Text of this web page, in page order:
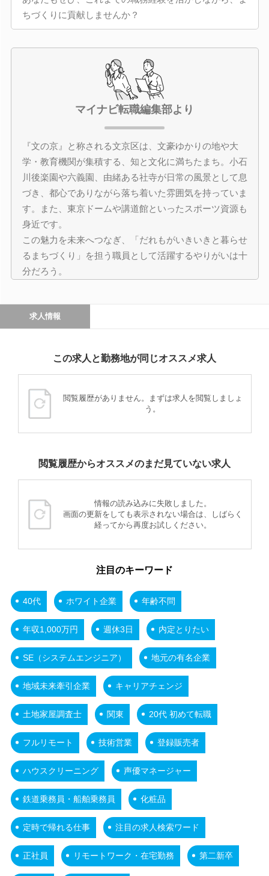
ちづくりに貢献しませんか？
マイナビ転職編集部より
『文の京』と称される文京区は、文豪ゆかりの地や大
学・教育機関が集積する、知と文化に満ちたまち。小石
川後楽園や六義園、由緒ある社寺が日常の風景として息
づき、都心でありながら落ち着いた雰囲気を持っていま
す。また、東京ドームや講道館といったスポーツ資源も
身近です。
この魅力を未来へつなぎ、「だれもがいきいきと暮らせ
るまちづくり」を担う職員として活躍するやりがいは十
分だろう。
求人情報
この求人と勤務地が同じオススメ求人
閲覧履歴がありません。まずは求人を閲覧しましょ
う。
閲覧履歴からオススメのまだ見ていない求人
情報の読み込みに失敗しました。
画面の更新をしても表示されない場合は、しばらく
経ってから再度お試しください。
注目のキーワード
40代 ホワイト企業 年齢不問
年収1,000万円 週休3日 内定とりたい
SE（システムエンジニア） 地元の有名企業
地域未来牽引企業 キャリアチェンジ
土地家屋調査士 関東 20代 初めて転職
フルリモート 技術営業 登録販売者
ハウスクリーニング 声優マネージャー
鉄道乗務員・船舶乗務員 化粧品
定時で帰れる仕事 注目の求人検索ワード
正社員 リモートワーク・在宅勤務 第二新卒